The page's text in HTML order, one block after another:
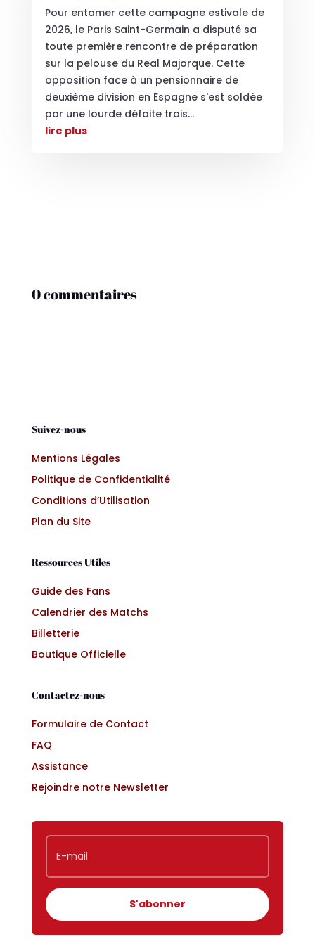
Pour entamer cette campagne estivale de
2026, le Paris Saint-Germain a disputé sa
toute première rencontre de préparation
sur la pelouse du Real Majorque. Cette
opposition face à un pensionnaire de
deuxième division en Espagne s'est soldée
par une lourde défaite trois...
lire plus
0 commentaires
Suivez-nous
Mentions Légales
Politique de Confidentialité
Conditions d’Utilisation
Plan du Site
Ressources Utiles
Guide des Fans
Calendrier des Matchs
Billetterie
Boutique Officielle
Contactez-nous
Formulaire de Contact
FAQ
Assistance
Rejoindre notre Newsletter
S'abonner